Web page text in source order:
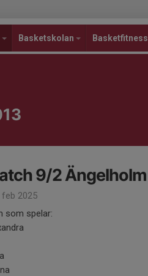
Basketskolan Basketfitness
9/2 Ängelholm
feb 2025
som spelar: